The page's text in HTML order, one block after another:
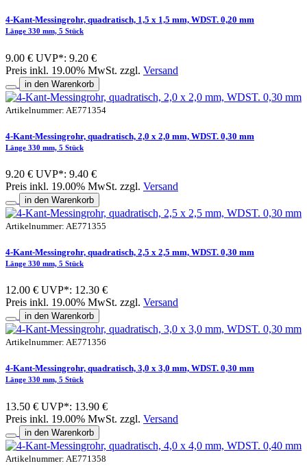
4-Kant-Messingrohr, quadratisch, 1,5 x 1,5 mm, WDST. 0,20 mm
Länge 330 mm, 5 Stück
9.00 € UVP*: 9.20 €
Preis inkl. 19.00% MwSt. zzgl. Versand
in den Warenkorb
Artikelnummer: AE771354
4-Kant-Messingrohr, quadratisch, 2,0 x 2,0 mm, WDST. 0,30 mm
Länge 330 mm, 5 Stück
9.20 € UVP*: 9.40 €
Preis inkl. 19.00% MwSt. zzgl. Versand
in den Warenkorb
Artikelnummer: AE771355
4-Kant-Messingrohr, quadratisch, 2,5 x 2,5 mm, WDST. 0,30 mm
Länge 330 mm, 5 Stück
12.00 € UVP*: 12.30 €
Preis inkl. 19.00% MwSt. zzgl. Versand
in den Warenkorb
Artikelnummer: AE771356
4-Kant-Messingrohr, quadratisch, 3,0 x 3,0 mm, WDST. 0,30 mm
Länge 330 mm, 5 Stück
13.50 € UVP*: 13.90 €
Preis inkl. 19.00% MwSt. zzgl. Versand
in den Warenkorb
Artikelnummer: AE771358